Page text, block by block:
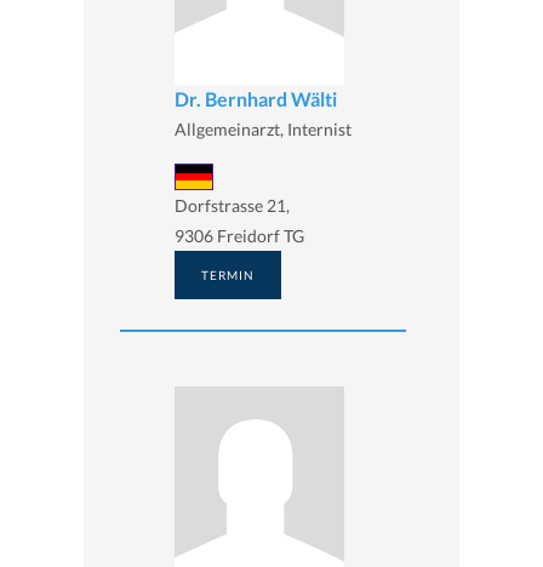
Dr. Bernhard Wälti
Allgemeinarzt, Internist
Dorfstrasse 21,
9306 Freidorf TG
TERMIN